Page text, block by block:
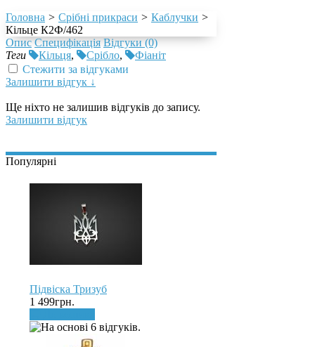
Головна > Срібні прикраси > Каблучки >
Кільце К2Ф/462
Опис Специфікація Відгуки (0)
Теги
Кільця, Срібло,
Фіаніт
Стежити за відгуками
Залишити відгук ↓
Ще ніхто не залишив відгуків до запису.
Залишити відгук
Популярні
Підвіска Тризуб
1 499грн.